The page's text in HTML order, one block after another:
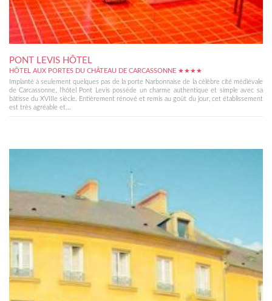
PONT LEVIS HÔTEL
HÔTEL AUX PORTES DU CHÂTEAU DE CARCASSONNE ★★★★
Implanté à seulement quelques pas de la porte Narbonnaise de la célèbre cité médiévale
de Carcassonne, l'hôtel Pont Levis possède un charme authentique et simple avec sa
bâtisse du XVIIIe siècle. Entièrement rénové et remis au goût du jour, cet établissement
est très agréable et...